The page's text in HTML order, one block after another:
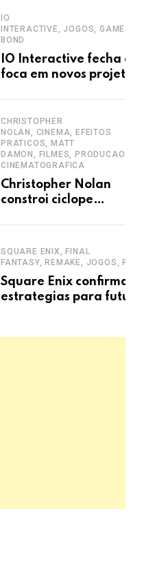
IO
INTERACTIVE, JOGOS, GAMES,
BOND
IO Interactive fecha
foca em novos projetos
CHRISTOPHER
NOLAN, CINEMA, EFEITOS
PRATICOS, MATT
DAMON, FILMES, PRODUCAO
CINEMATOGRAFICA
Christopher Nolan
constroi ciclope
cinematografico
SQUARE ENIX, FINAL
FANTASY, REMAKE, JOGOS,
Square Enix confirma
estrategias para